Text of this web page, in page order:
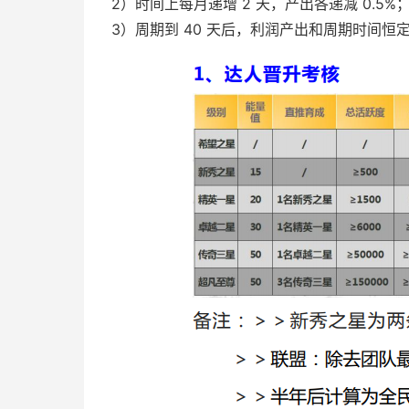
3）周期到 40 天后，利润产出和周期时间恒